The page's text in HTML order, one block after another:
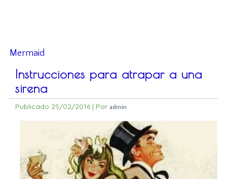
Mermaid
Instrucciones para atrapar a una
sirena
Publicado 25/02/2016 | Por admin